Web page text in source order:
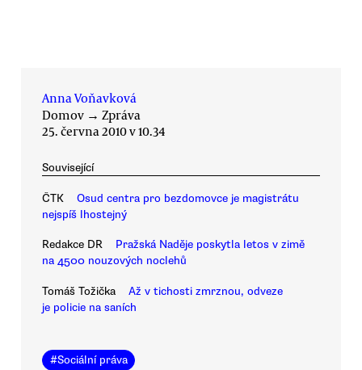
Anna Voňavková
Domov → Zpráva
25. června 2010 v 10.34
Související
ČTK
Osud centra pro bezdomovce je magistrátu
nejspíš lhostejný
Redakce DR
Pražská Naděje poskytla letos v zimě
na 4500 nouzových noclehů
Tomáš Tožička
Až v tichosti zmrznou, odveze
je policie na saních
#Sociální práva